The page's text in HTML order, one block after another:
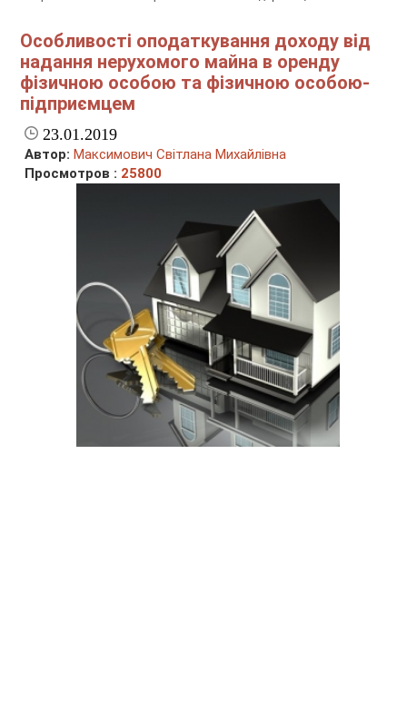
Особливості оподаткування доходу від
надання нерухомого майна в оренду
фізичною особою та фізичною особою-
підприємцем
23.01.2019
Автор: Максимович Світлана Михайлівна
Просмотров : 25800